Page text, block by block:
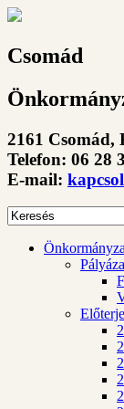
Csomád
2161 Csomád,
Telefon: 06 28
E-mail: